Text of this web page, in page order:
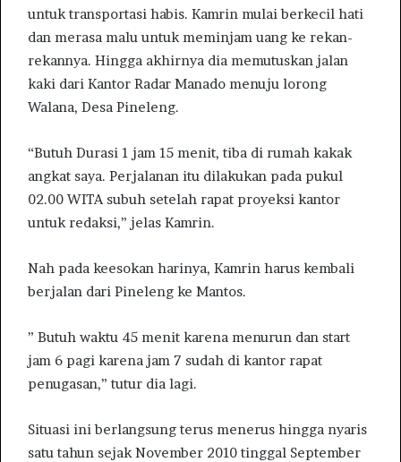
untuk transportasi habis. Kamrin mulai berkecil hati
dan merasa malu untuk meminjam uang ke rekan-
rekannya. Hingga akhirnya dia memutuskan jalan
kaki dari Kantor Radar Manado menuju lorong
Walana, Desa Pineleng.
“Butuh Durasi 1 jam 15 menit, tiba di rumah kakak
angkat saya. Perjalanan itu dilakukan pada pukul
02.00 WITA subuh setelah rapat proyeksi kantor
untuk redaksi,” jelas Kamrin.
Nah pada keesokan harinya, Kamrin harus kembali
berjalan dari Pineleng ke Mantos.
” Butuh waktu 45 menit karena menurun dan start
jam 6 pagi karena jam 7 sudah di kantor rapat
penugasan,” tutur dia lagi.
Situasi ini berlangsung terus menerus hingga nyaris
satu tahun sejak November 2010 tinggal September